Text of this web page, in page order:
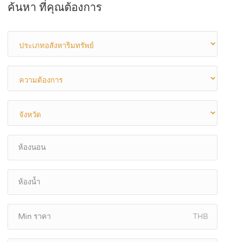
ค้นหา ที่คุณต้องการ
THB